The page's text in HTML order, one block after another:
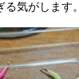
気がします。